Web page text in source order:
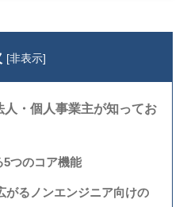
[非表示]
・個人事業主が知ってお
つのコア機能
るノンエンジニア向けの